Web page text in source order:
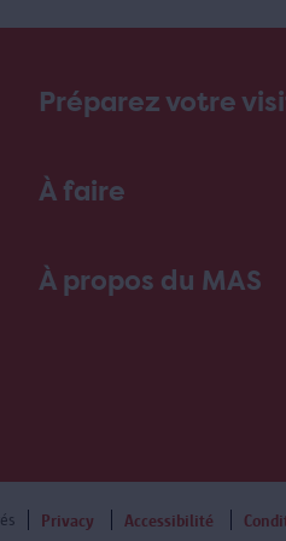
Préparez votre
À faire
À propos du MAS
Privacy Accessibilité